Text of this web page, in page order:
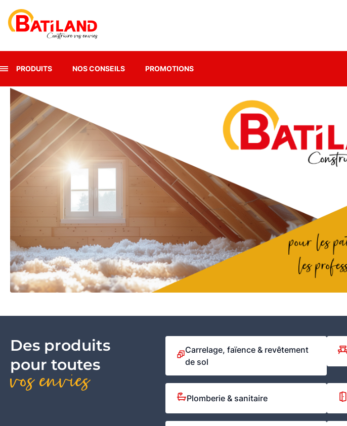
PRODUITS NOS CONSEILS PROMOTIONS
Des produits
pour toutes
vos envies
Carrelage, faïence & revêtement
de sol
Plomberie & sanitaire